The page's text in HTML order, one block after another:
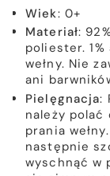
Wiek: 0+
Materiał:
poliester.
wełny. Nie
ani
Pielęgnacja:
należy polać
prania
następnie
wyschnąć w